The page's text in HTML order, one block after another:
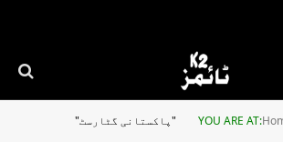
YOU ARE AT: